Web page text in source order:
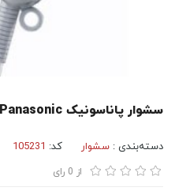
سشوار پاناسونیک Panasonic مدل EH 5287
دسته‌بندی : سشوار کد: 105231
از 0 رای